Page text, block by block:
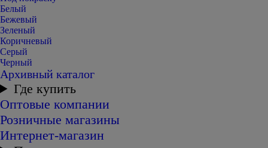
Белый
Бежевый
Зеленый
Коричневый
Серый
Черный
Архивный каталог
Где купить
Оптовые компании
Розничные магазины
Интернет-магазин